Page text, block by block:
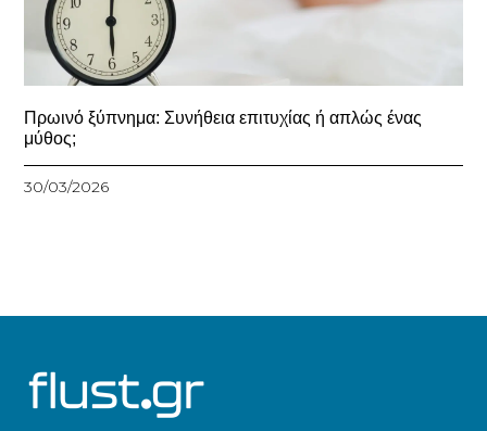
Πρωινό ξύπνημα: Συνήθεια επιτυχίας ή απλώς ένας
μύθος;
30/03/2026